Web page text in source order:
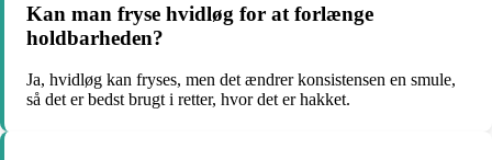
Kan man fryse hvidløg for at forlænge
holdbarheden?
Ja, hvidløg kan fryses, men det ændrer konsistensen en smule,
så det er bedst brugt i retter, hvor det er hakket.